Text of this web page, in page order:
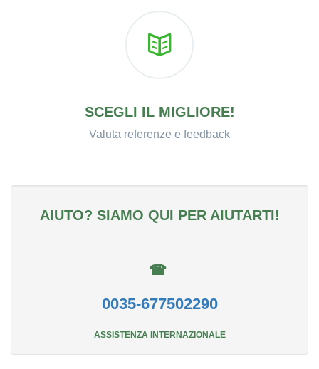
SCEGLI IL MIGLIORE!
Valuta referenze e feedback
AIUTO? SIAMO QUI PER AIUTARTI!
☎
0035-677502290
ASSISTENZA INTERNAZIONALE